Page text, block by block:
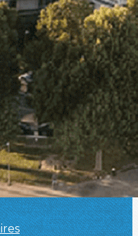
réseaux sociaux